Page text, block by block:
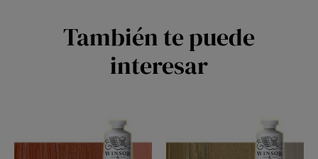
También te puede
interesar